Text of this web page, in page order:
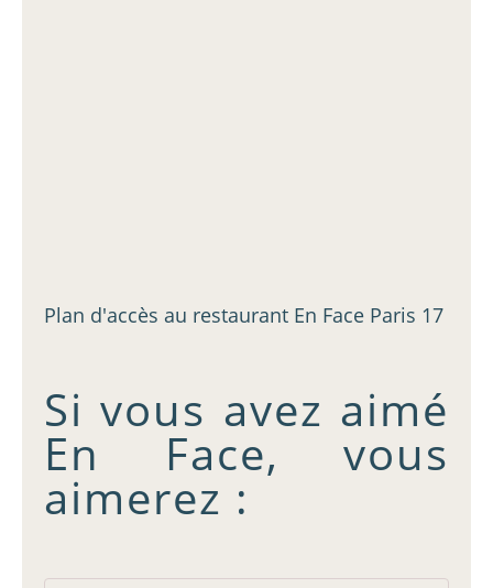
Plan d'accès au restaurant En Face Paris 17
Si vous avez aimé
En Face, vous
aimerez :